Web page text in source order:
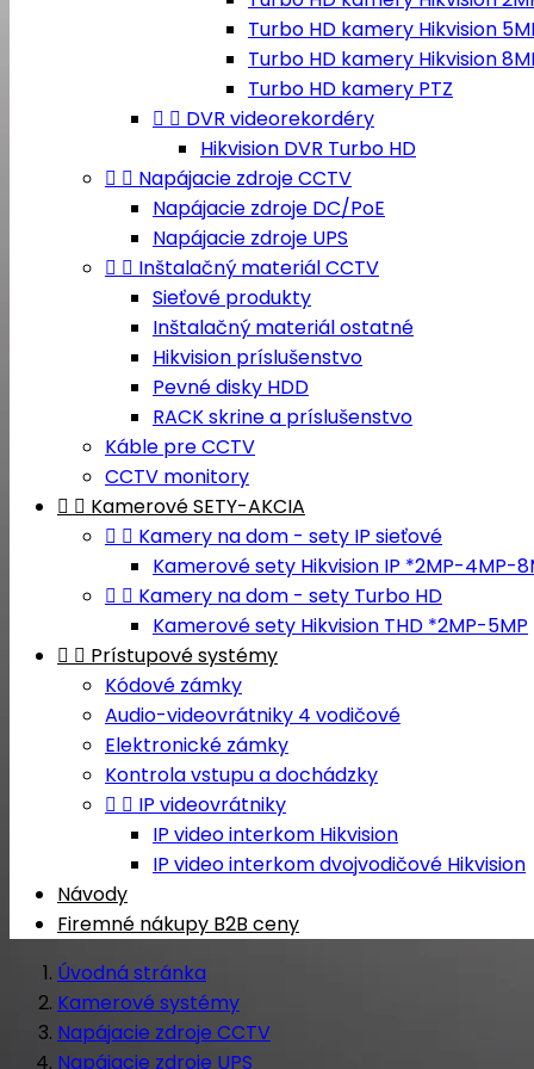
Turbo HD kamery Hikvision
Turbo HD kamery Hikvision
Turbo HD kamery PTZ
  DVR videorekordéry
Hikvision DVR Turbo HD
  Napájacie zdroje CCTV
Napájacie zdroje DC/PoE
Napájacie zdroje UPS
  Inštalačný materiál CCTV
Sieťové produkty
Inštalačný materiál ostatné
Hikvision príslušenstvo
Pevné disky HDD
RACK skrine a príslušenstvo
Káble pre CCTV
CCTV monitory
  Kamerové SETY-AKCIA
  Kamery na dom - sety IP sieťové
Kamerové sety Hikvision IP *2MP-4MP-
  Kamery na dom - sety Turbo HD
Kamerové sety Hikvision THD *2MP-5MP
  Prístupové systémy
Kódové zámky
Audio-videovrátniky 4 vodičové
Elektronické zámky
Kontrola vstupu a dochádzky
  IP videovrátniky
IP video interkom Hikvision
IP video interkom dvojvodičové Hikvision
Návody
Firemné nákupy B2B ceny
Úvodná stránka
Kamerové systémy
Napájacie zdroje CCTV
Napájacie zdroje UPS